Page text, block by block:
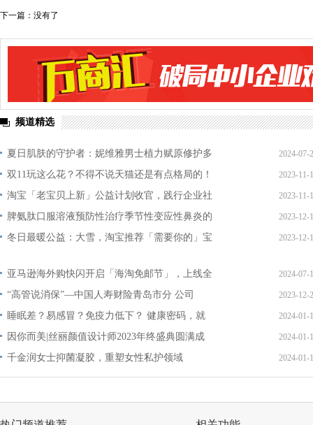
下一篇：没有了
频道精选
夏日肌肤的守护者：妮维雅男士植力赋原修护多 2024-07-
双11玩这么花？不得不说天猫还是有点格局的！ 2023-11-
淘宝「老宝贝上新」公益计划收官，践行企业社 2023-11-
脾氨肽口服溶液预防性治疗季节性变应性鼻炎的 2023-12-
冬日最暖公益：大雪，淘宝推荐「需要你的」宝 2023-12-
亚马逊海外购快闪开启「海淘免邮节」，上线全 2024-07-
“高管说消保”—中国人寿财险青岛市分 公司 2023-12-
睡眠差？易感冒？免疫力低下？ 健康密码，就 2024-01-
因你而美|丝丽颜值设计师2023年终盛典圆满成 2024-01-
千金润女士抑菌凝胶，重塑女性私护领域 2024-01-